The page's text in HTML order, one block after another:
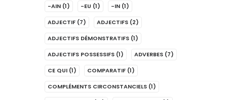
-AIN (1) -EU (1) -IN (1)
ADJECTIF (7) ADJECTIFS (2)
ADJECTIFS DÉMONSTRATIFS (1)
ADJECTIFS POSSESSIFS (1) ADVERBES (7)
CE QUI (1) COMPARATIF (1)
COMPLÉMENTS CIRCONSTANCIELS (1)